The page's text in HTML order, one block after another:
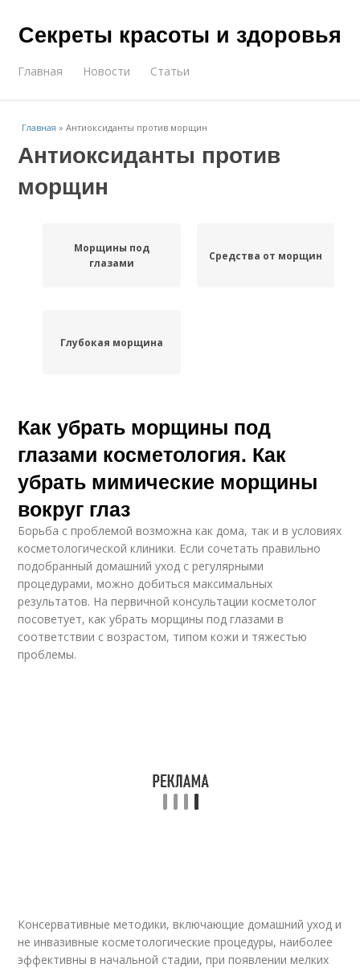
Секреты красоты и здоровья
Главная Новости Статьи
Главная »Антиоксиданты против морщин
Антиоксиданты против
морщин
Морщины под
глазами
Средства от морщин
Глубокая морщина
Как убрать морщины под
глазами косметология. Как
убрать мимические морщины
вокруг глаз
Борьба с проблемой возможна как дома, так и в условиях
косметологической клиники. Если сочетать правильно
подобранный домашний уход с регулярными
процедурами, можно добиться максимальных
результатов. На первичной консультации косметолог
посоветует, как убрать морщины под глазами в
соответствии с возрастом, типом кожи и тяжестью
проблемы.
Консервативные методики, включающие домашний уход и
не инвазивные косметологические процедуры, наиболее
эффективны в начальной стадии, при появлении мелких